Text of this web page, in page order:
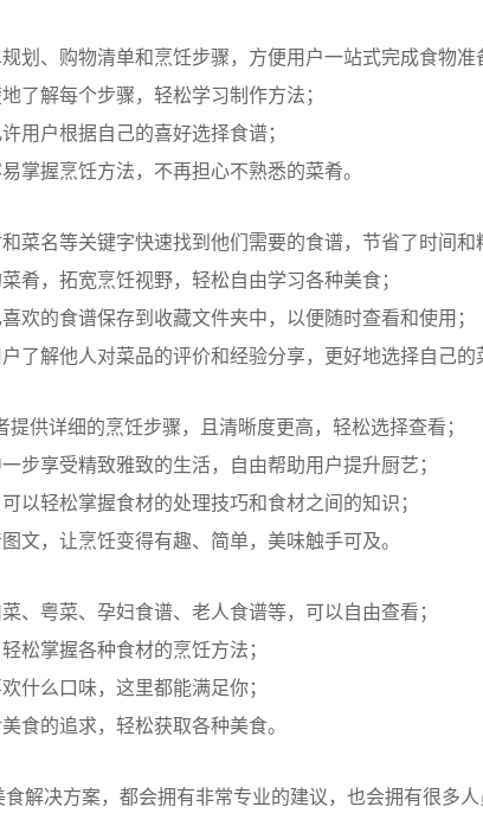
划、购物清单和烹饪步骤，方便用户一站式完成食物准
了解每个步骤，轻松学习制作方法；
用户根据自己的喜好选择食谱；
掌握烹饪方法，不再担心不熟悉的菜肴。
菜名等关键字快速找到他们需要的食谱，节省了时间和
肴，拓宽烹饪视野，轻松自由学习各种美食；
欢的食谱保存到收藏文件夹中，以便随时查看和使用；
了解他人对菜品的评价和经验分享，更好地选择自己的
供详细的烹饪步骤，且清晰度更高，轻松选择查看；
步享受精致雅致的生活，自由帮助用户提升厨艺；
以轻松掌握食材的处理技巧和食材之间的知识；
文，让烹饪变得有趣、简单，美味触手可及。
、粤菜、孕妇食谱、老人食谱等，可以自由查看；
松掌握各种食材的烹饪方法；
什么口味，这里都能满足你；
食的追求，轻松获取各种美食。
解决方案，都会拥有非常专业的建议，也会拥有很多